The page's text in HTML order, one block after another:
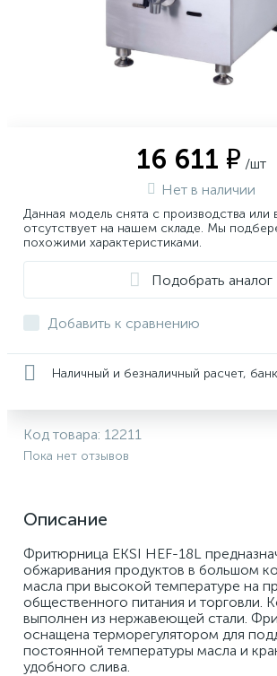
16 611 ₽ /шт
Нет в наличии
Данная модель снята с производства или
отсутствует на нашем складе. Мы
похожими характеристиками.
Подобрать аналог
Добавить к сравнению
Наличный и безналичный расчет,
Код товара: 12211
Пока нет отзывов
Описание
Фритюрница EKSI HEF-18L
обжаривания продуктов в большом
масла при высокой температуре на
общественного питания и торговли.
выполнен из нержавеющей стали.
оснащена терморегулятором для
постоянной температуры масла и
удобного слива.